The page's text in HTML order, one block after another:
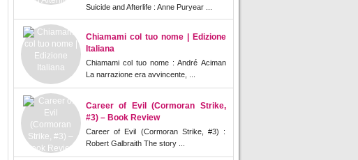
Suicide and Afterlife : Anne Puryear ...
Chiamami col tuo nome | Edizione
Italiana
Chiamami col tuo nome : André Aciman
La narrazione era avvincente, ...
Career of Evil (Cormoran Strike,
#3) – Book Review
Career of Evil (Cormoran Strike, #3) :
Robert Galbraith The story ...